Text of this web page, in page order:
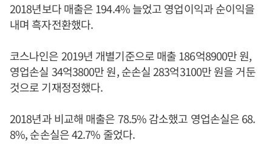
2018년보다 매출은 194.4% 늘었고 영업이익과 순이익을
내며 흑자전환했다.
코스나인은 2019년 개별기준으로 매출 186억8900만 원,
영업손실 34억3800만 원, 순손실 283억3100만 원을 거둔
것으로 기재정정했다.
2018년과 비교해 매출은 78.5% 감소했고 영업손실은 68.
8%, 순손실은 42.7% 줄었다.